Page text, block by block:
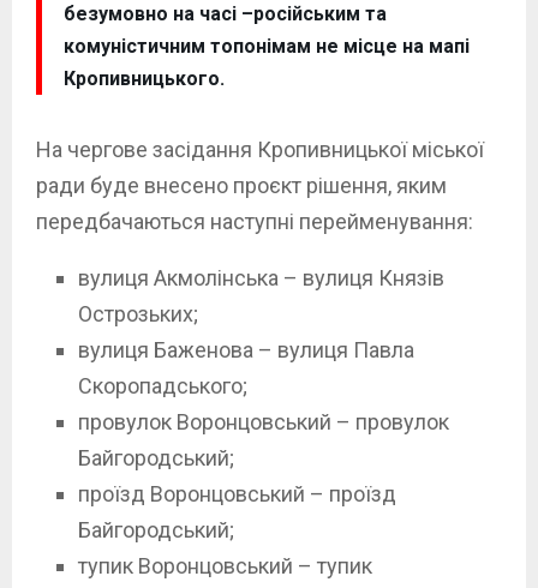
безумовно на часі –російським та
комуністичним топонімам не місце на мапі
Кропивницького.
На чергове засідання Кропивницької міської
ради буде внесено проєкт рішення, яким
передбачаються наступні перейменування:
вулиця Акмолінська – вулиця Князів
Острозьких;
вулиця Баженова – вулиця Павла
Скоропадського;
провулок Воронцовський – провулок
Байгородський;
проїзд Воронцовський – проїзд
Байгородський;
тупик Воронцовський – тупик